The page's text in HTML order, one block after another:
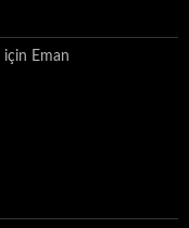
için Eman